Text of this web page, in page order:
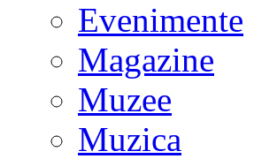
Evenimente
Magazine
Muzee
Muzica